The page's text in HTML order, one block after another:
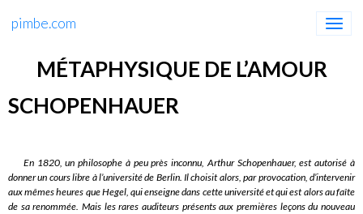
pimbe.com
MÉTAPHYSIQUE DE L’AMOUR
SCHOPENHAUER
En 1820, un philosophe à peu près inconnu, Arthur Schopenhauer, est autorisé à
donner un cours libre à l’université de Berlin. Il choisit alors, par provocation, d’intervenir
aux mêmes heures que Hegel, qui enseigne dans cette université et qui est alors au faîte
de sa renommée. Mais les rares auditeurs présents aux premières leçons du nouveau